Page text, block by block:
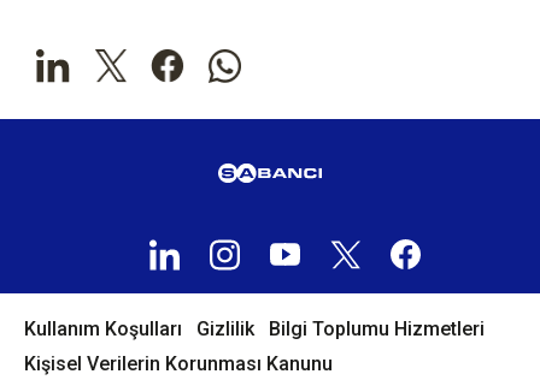
Kullanım Koşulları Gizlilik
Bilgi Toplumu Hizmetleri
Kişisel Verilerin Korunması Kanunu